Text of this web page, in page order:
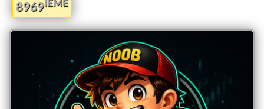
8969IEME